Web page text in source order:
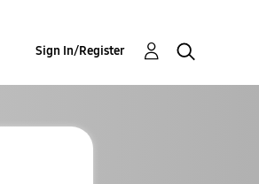
Sign In/Register